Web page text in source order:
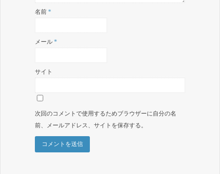
名前 *
メール *
サイト
次回のコメントで使用するためブラウザーに自分の名
前、メールアドレス、サイトを保存する。